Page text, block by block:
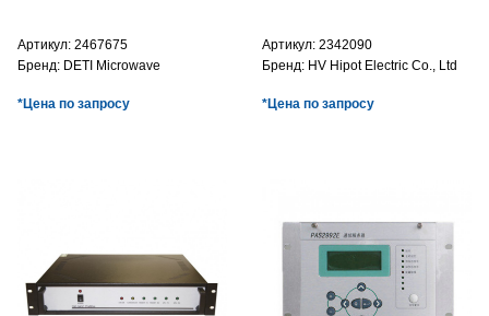
Артикул: 2467675
Бренд: DETI Microwave
*Цена по запросу
Артикул: 2342090
Бренд: HV Hipot Electric Co., Ltd
*Цена по запросу